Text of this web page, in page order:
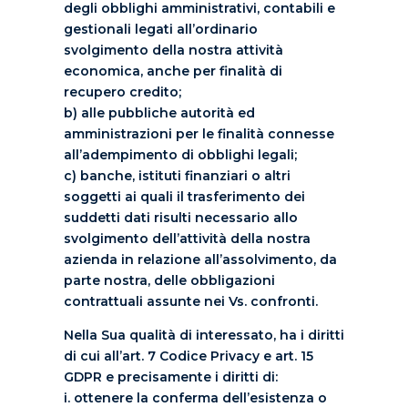
degli obblighi amministrativi, contabili e
gestionali legati all’ordinario
svolgimento della nostra attività
economica, anche per finalità di
recupero credito;
b) alle pubbliche autorità ed
amministrazioni per le finalità connesse
all’adempimento di obblighi legali;
c) banche, istituti finanziari o altri
soggetti ai quali il trasferimento dei
suddetti dati risulti necessario allo
svolgimento dell’attività della nostra
azienda in relazione all’assolvimento, da
parte nostra, delle obbligazioni
contrattuali assunte nei Vs. confronti.
Nella Sua qualità di interessato, ha i diritti
di cui all’art. 7 Codice Privacy e art. 15
GDPR e precisamente i diritti di:
i. ottenere la conferma dell’esistenza o